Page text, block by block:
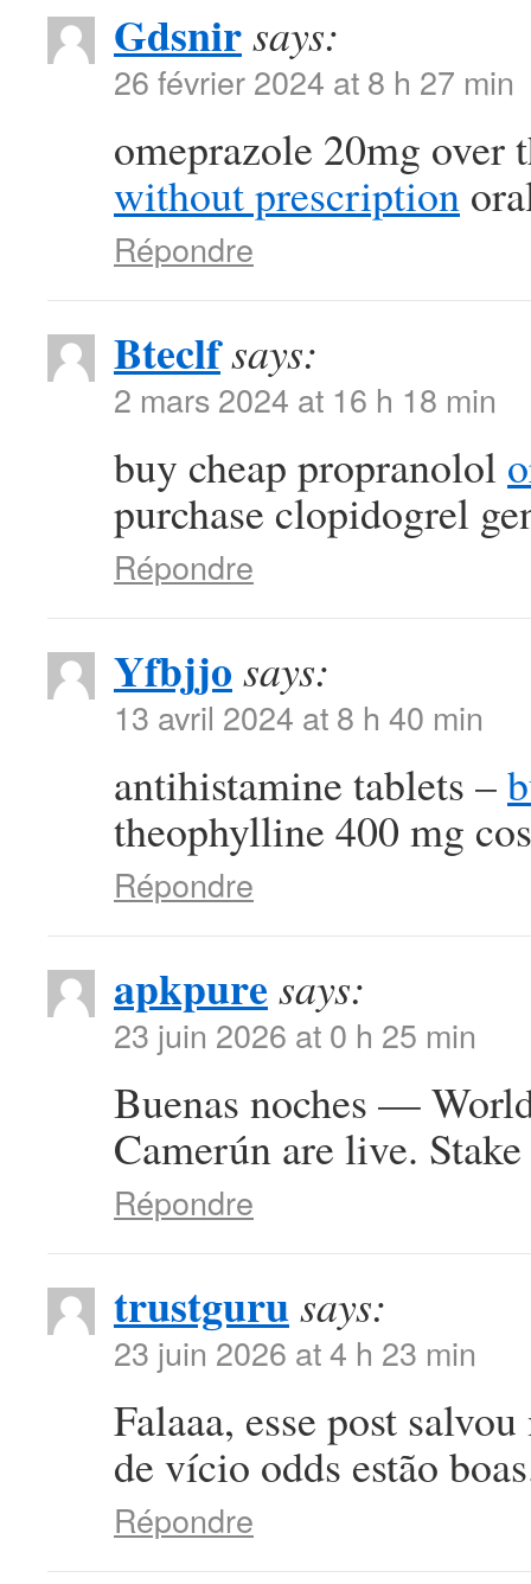
Gdsnirsays:
26 février 2024 at 8 h 27 min
omeprazole 20mg over
without prescription
Répondre
Bteclfsays:
2 mars 2024 at 16 h 18 min
buy cheap propranolol
purchase clopidogrel
Répondre
Yfbjjo says:
13 avril 2024 at 8 h 40 min
antihistamine tablets –
theophylline 400 mg
Répondre
apkpure says:
23 juin 2026 at 0 h 25 min
Buenas noches —
Camerún are live.
Répondre
trustgurusays:
23 juin 2026 at 4 h 23 min
Falaaa, esse post
de vício odds estão
Répondre